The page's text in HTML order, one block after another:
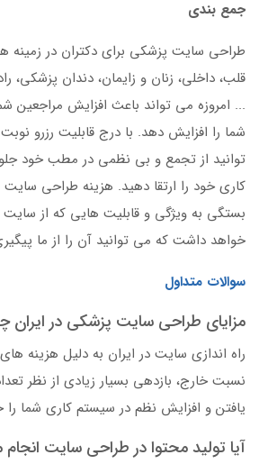
جمع بندی
طراحی سایت پزشکی برای دکتران در زمینه
قلب، داخلی، زنان و زایمان، دندان پزشکی،
... امروزه می تواند باعث افزایش مراجعین
شما را افزایش دهد. با درج قابلیت رزرو
توانید از تجمع و بی نظمی در مطب خود
کاری خود را ارتقا دهید. هزینه طراحی
بستگی به ویژگی و قابلیت هایی که از سایت
خواهد داشت که می توانید آن را از ما
سوالات متداول
مزایای طراحی سایت پزشکی در
راه اندازی سایت در ایران به دلیل هزینه
نسبت خارج، بازدهی بسیار زیادی از نظر
یافتن و افزایش نظم در سیستم کاری شما
آیا تولید محتوا در طراحی سایت